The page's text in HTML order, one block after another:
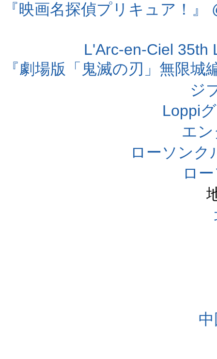
『映画名探偵プリキュア！
L'Arc-en-Ciel 35th
『劇場版「鬼滅の刃」無限
ジ
Loppi
エ
ローソンク
ロ